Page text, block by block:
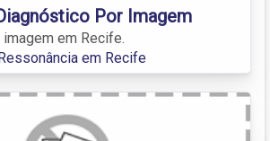
Por Imagem
em Recife.
em Recife